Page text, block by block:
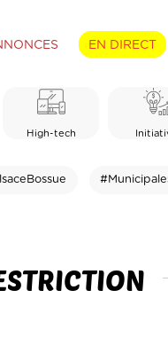
EN DIRECT
High-tech